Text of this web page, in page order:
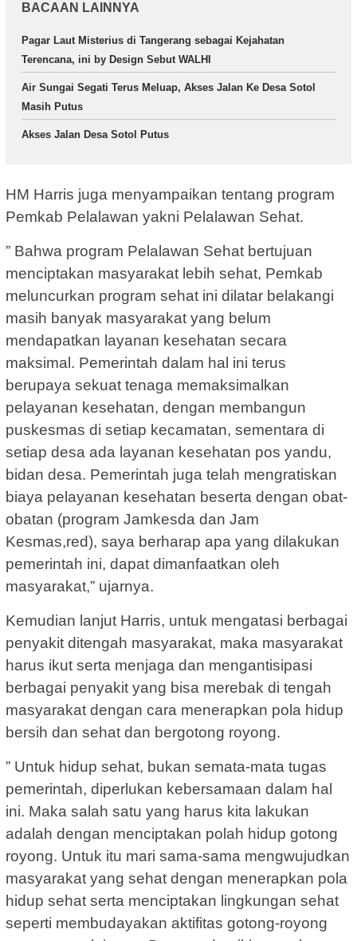
BACAAN LAINNYA
Pagar Laut Misterius di Tangerang sebagai Kejahatan
Terencana, ini by Design Sebut WALHI
Air Sungai Segati Terus Meluap, Akses Jalan Ke Desa Sotol
Masih Putus
Akses Jalan Desa Sotol Putus
HM Harris juga menyampaikan tentang program
Pemkab Pelalawan yakni Pelalawan Sehat.
” Bahwa program Pelalawan Sehat bertujuan
menciptakan masyarakat lebih sehat, Pemkab
meluncurkan program sehat ini dilatar belakangi
masih banyak masyarakat yang belum
mendapatkan layanan kesehatan secara
maksimal. Pemerintah dalam hal ini terus
berupaya sekuat tenaga memaksimalkan
pelayanan kesehatan, dengan membangun
puskesmas di setiap kecamatan, sementara di
setiap desa ada layanan kesehatan pos yandu,
bidan desa. Pemerintah juga telah mengratiskan
biaya pelayanan kesehatan beserta dengan obat-
obatan (program Jamkesda dan Jam
Kesmas,red), saya berharap apa yang dilakukan
pemerintah ini, dapat dimanfaatkan oleh
masyarakat,” ujarnya.
Kemudian lanjut Harris, untuk mengatasi berbagai
penyakit ditengah masyarakat, maka masyarakat
harus ikut serta menjaga dan mengantisipasi
berbagai penyakit yang bisa merebak di tengah
masyarakat dengan cara menerapkan pola hidup
bersih dan sehat dan bergotong royong.
” Untuk hidup sehat, bukan semata-mata tugas
pemerintah, diperlukan kebersamaan dalam hal
ini. Maka salah satu yang harus kita lakukan
adalah dengan menciptakan polah hidup gotong
royong. Untuk itu mari sama-sama mengwujudkan
masyarakat yang sehat dengan menerapkan pola
hidup sehat serta menciptakan lingkungan sehat
seperti membudayakan aktifitas gotong-royong